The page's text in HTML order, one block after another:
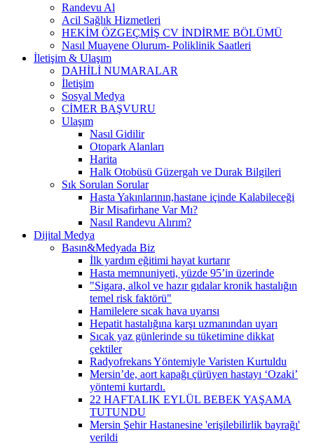
Randevu Al
Acil Sağlık Hizmetleri
HEKİM ÖZGEÇMİŞ CV İNDİRME BÖLÜMÜ
Nasıl Muayene Olurum- Poliklinik Saatleri
İletişim & Ulaşım
DAHİLİ NUMARALAR
İletişim
Sosyal Medya
CİMER BAŞVURU
Ulaşım
Nasıl Gidilir
Otopark Alanları
Harita
Halk Otobüsü Güzergah ve Durak Bilgileri
Sık Sorulan Sorular
Hasta Yakınlarının,hastane içinde Kalabileceği
Bir Misafirhane Var Mı?
Nasıl Randevu Alırım?
Dijital Medya
Basın&Medyada Biz
İlk yardım eğitimi hayat kurtarır
Hasta memnuniyeti, yüzde 95’in üzerinde
"Sigara, alkol ve hazır gıdalar kronik hastalığın
temel risk faktörü"
Hamilelere sıcak hava uyarısı
Hepatit hastalığına karşı uzmanından uyarı
Sıcak yaz günlerinde su tüketimine dikkat
çektiler
Radyofrekans Yöntemiyle Varisten Kurtuldu
Mersin’de, aort kapağı çürüyen hastayı ‘Ozaki’
yöntemi kurtardı.
22 HAFTALIK EYLÜL BEBEK YAŞAMA
TUTUNDU
Mersin Şehir Hastanesine 'erişilebilirlik bayrağı'
verildi